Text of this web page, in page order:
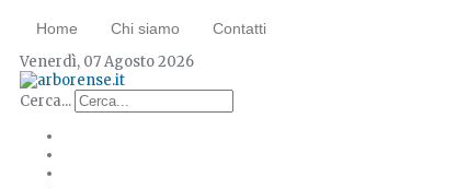
Home Chi siamo Contatti
Venerdì, 07 Agosto 2026
Cerca...